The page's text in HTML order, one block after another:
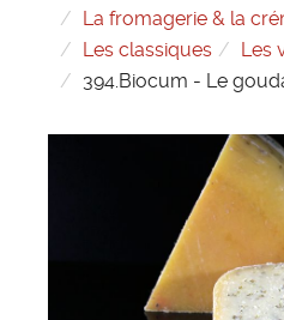
La fromagerie & la
Les classiques
Les
394.Biocum - Le